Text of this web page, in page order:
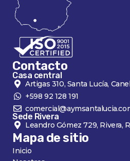
Contacto
Casa central
Artigas 310, Santa Lucía,
+598 92 128 191
Sede Rivera
Leandro Gómez 729, Rivera,
Mapa de sitio
Inicio